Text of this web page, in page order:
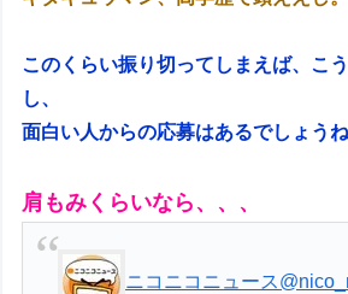
このくらい振り切ってしまえば、こ
し、
面白い人からの応募はあるでしょうね
肩もみくらいなら、、、
ニコニコニュース